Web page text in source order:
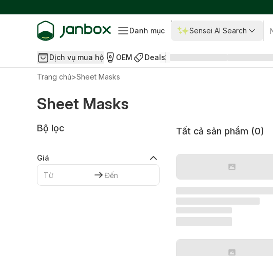
Danh mục Sensei AI Search
Dịch vụ mua hộ OEM Deals
Trang chủ>Sheet Masks
Sheet Masks
Bộ lọc
Giá
Tất cả sản phẩm (0)